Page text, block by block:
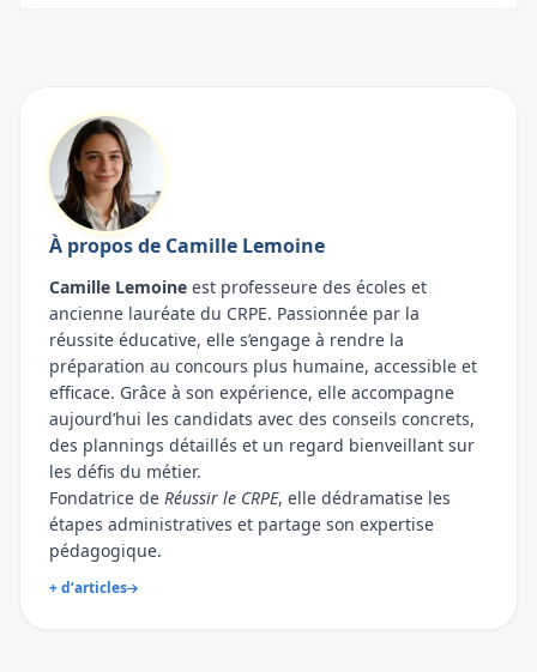
À propos de Camille Lemoine
Camille Lemoine est professeure des écoles et
ancienne lauréate du CRPE. Passionnée par la
réussite éducative, elle s’engage à rendre la
préparation au concours plus humaine, accessible et
efficace. Grâce à son expérience, elle accompagne
aujourd’hui les candidats avec des conseils concrets,
des plannings détaillés et un regard bienveillant sur
les défis du métier.
Fondatrice de Réussir le CRPE, elle dédramatise les
étapes administratives et partage son expertise
pédagogique.
+ d’articles